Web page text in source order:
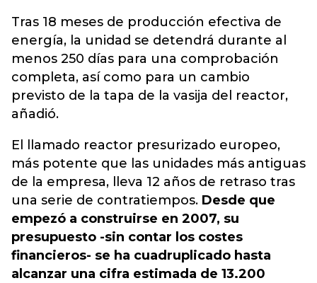
Tras 18 meses de producción efectiva de
energía, la unidad se detendrá durante al
menos 250 días para una comprobación
completa, así como para un cambio
previsto de la tapa de la vasija del reactor,
añadió.
El llamado reactor presurizado europeo,
más potente que las unidades más antiguas
de la empresa, lleva 12 años de retraso tras
una serie de contratiempos. Desde que
empezó a construirse en 2007, su
presupuesto -sin contar los costes
financieros- se ha cuadruplicado hasta
alcanzar una cifra estimada de 13.200